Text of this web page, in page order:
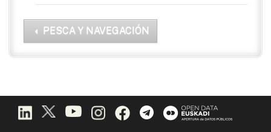
PESCA Y NAVEGACIÓN